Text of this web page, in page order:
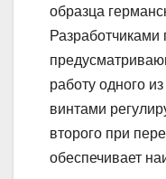
образца
работу одного
винтами
второго при
обеспечивает